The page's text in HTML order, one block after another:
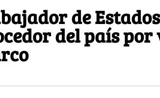
de
del país por